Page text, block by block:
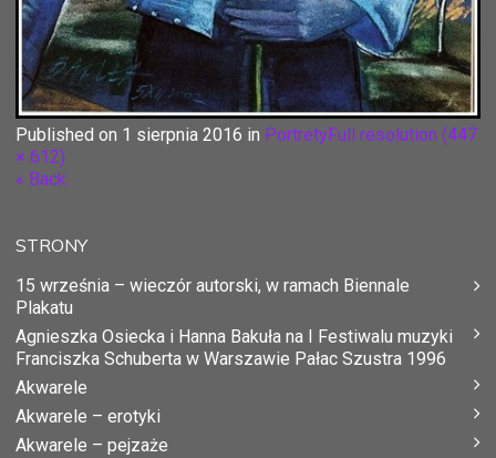
Published on 1 sierpnia 2016 in PortretyFull resolution (447
× 612)
« Back
STRONY
15 września – wieczór autorski, w ramach Biennale
Plakatu
Agnieszka Osiecka i Hanna Bakuła na I Festiwalu muzyki
Franciszka Schuberta w Warszawie Pałac Szustra 1996
Akwarele
Akwarele – erotyki
Akwarele – pejzaże